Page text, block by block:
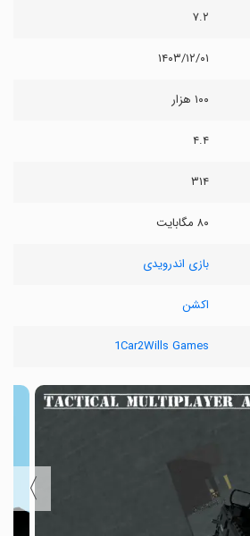
۷.۲
۱۴۰۳/۱۲/۰۱
۱۰۰ هزار
۴.۴
۳۱۴
۸۰ مگابایت
بازی اندرویدی
اکشن
1Car2Wills Games
〉